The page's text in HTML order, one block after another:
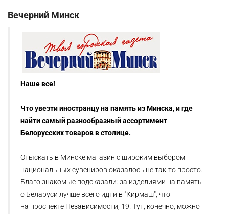
Вечерний Минск
Наше все!
Что увезти иностранцу на память из Минска, и где
найти самый разнообразный ассортимент
Белорусских товаров в столице.
Отыскать в Минске магазин с широким выбором
национальных сувениров оказалось не так-то просто.
Благо знакомые подсказали: за изделиями на память
о Беларуси лучше всего идти в "Кирмаш", что
на проспекте Независимости, 19. Тут, конечно, можно